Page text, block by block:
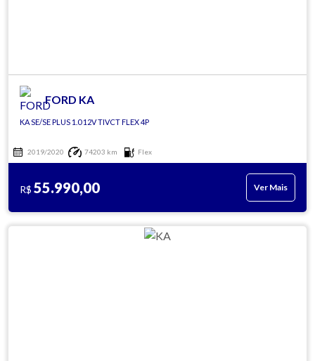
FORD KA
KA SE/SE PLUS 1.0 12V TIVCT FLEX 4P
2019/2020 74203 km Flex
R$ 55.990,00 Ver Mais